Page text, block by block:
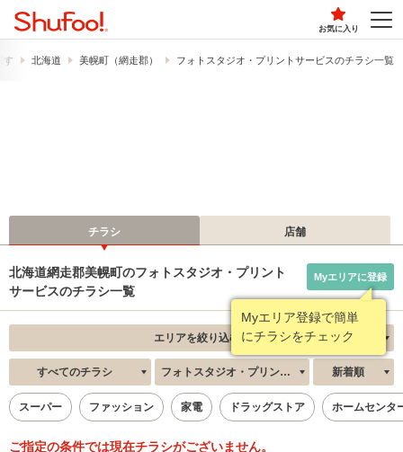
お気に入り
す 北海道 美幌町（網走郡） フォトスタジオ・プリントサービスのチラシ一覧
チラシ 店舗
北海道網走郡美幌町のフォトスタジオ・プリント
サービスのチラシ一覧
Myエリア登録で簡単
にチラシをチェック
Myエリアに登録
エリアを絞り込む
すべてのチラシ フォトスタジオ・プリントサービス 新着順
スーパー ファッション 家電 ドラッグストア ホームセンタ
ご指定の条件では現在チラシがございません。